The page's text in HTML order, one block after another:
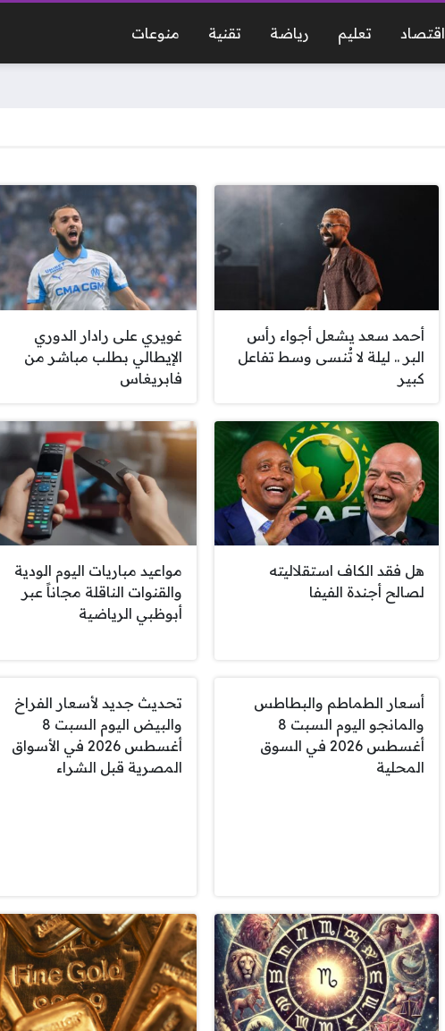
اقتصاد تعليم رياضة تقنية منوعات
أحمد سعد يشعل أجواء رأس
البر .. ليلة لا تُنسى وسط تفاعل
كبير
غويري على رادار الدوري
الإيطالي بطلب مباشر من
فابريغاس
هل فقد الكاف استقلاليته
لصالح أجندة الفيفا
مواعيد مباريات اليوم الودية
والقنوات الناقلة مجاناً عبر
أبوظبي الرياضية
أسعار الطماطم والبطاطس
والمانجو اليوم السبت 8
أغسطس 2026 في السوق
المحلية
تحديث جديد لأسعار الفراخ
والبيض اليوم السبت 8
أغسطس 2026 في الأسواق
المصرية قبل الشراء